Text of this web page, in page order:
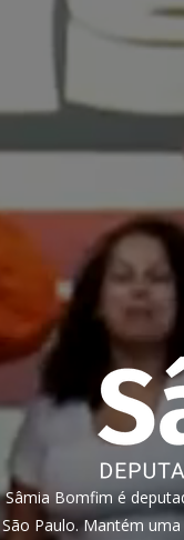
Sâmia Bomfim é
São Paulo. Mantém